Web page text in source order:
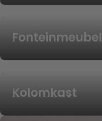
Fonteinmeubel
Kolomkast